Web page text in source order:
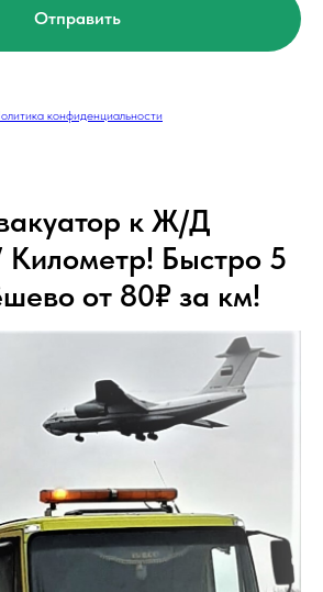
Отправить
конфиденциальности
к Ж/Д
Километр! Быстро 5
от 80₽ за км!